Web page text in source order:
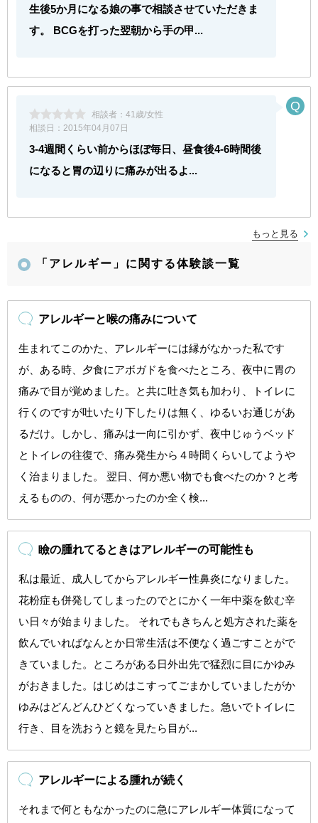
生後5か月になる娘の事で相談させていただきま
す。 BCGを打った翌朝から手の甲...
相談者： 41歳/女性
相談日： 2015年04月07日
3-4週間くらい前からほぼ毎日、昼食後4-6時間後
になると胃の辺りに痛みが出るよ...
もっと見る
「アレルギー」に関する体験談一覧
アレルギーと喉の痛みについて
生まれてこのかた、アレルギーには縁がなかった私です
が、ある時、夕食にアボガドを食べたところ、夜中に胃の
痛みで目が覚めました。と共に吐き気も加わり、トイレに
行くのですが吐いたり下したりは無く、ゆるいお通じがあ
るだけ。しかし、痛みは一向に引かず、夜中じゅうベッド
とトイレの往復で、痛み発生から４時間くらいしてようや
く治まりました。 翌日、何か悪い物でも食べたのか？と考
えるものの、何が悪かったのか全く検...
瞼の腫れてるときはアレルギーの可能性も
私は最近、成人してからアレルギー性鼻炎になりました。
花粉症も併発してしまったのでとにかく一年中薬を飲む辛
い日々が始まりました。 それでもきちんと処方された薬を
飲んでいればなんとか日常生活は不便なく過ごすことがで
きていました。ところがある日外出先で猛烈に目にかゆみ
がおきました。はじめはこすってごまかしていましたがか
ゆみはどんどんひどくなっていきました。急いでトイレに
行き、目を洗おうと鏡を見たら目が...
アレルギーによる腫れが続く
それまで何ともなかったのに急にアレルギー体質になって